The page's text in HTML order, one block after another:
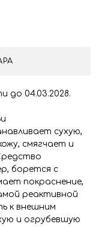
до 04.03.2028.
сухую,
смягчает и
борется с
покраснение,
реактивной
к внешним
и огрубевшую